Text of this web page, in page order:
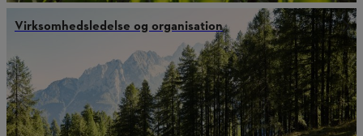
Virksomhedsledelse og organisation